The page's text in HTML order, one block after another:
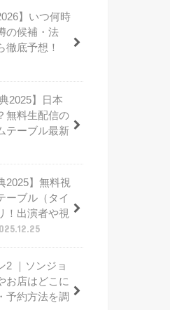
】いつ何時
の候補・法
徹底予想！
2025】日本
無料生配信の
テーブル最新
2025】無料視
ーブル（タイ
！出演者や視
2 ｜ソンジョ
お店はどこに
予約方法を調